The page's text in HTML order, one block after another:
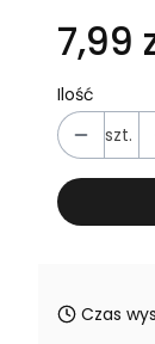
7,99
Ilość
szt.
Czas